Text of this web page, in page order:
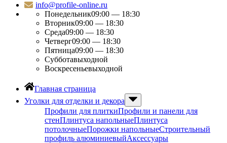
info@profile-online.ru
Понедельник09:00 — 18:30
Вторник09:00 — 18:30
Среда09:00 — 18:30
Четверг09:00 — 18:30
Пятница09:00 — 18:30
Субботавыходной
Воскресеньевыходной
Главная страница
Уголки для отделки и декора
Профили для плиткиПрофили и панели для
стенПлинтуса напольныеПлинтуса
потолочныеПорожки напольныеСтроительный
профиль алюминиевыйАксессуары